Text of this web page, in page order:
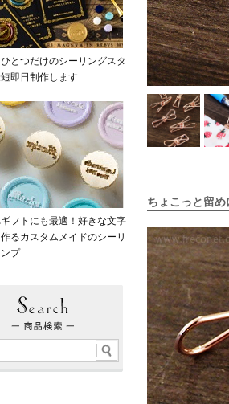
ちょこっと留
とつだけのシーリングスタ
即日制作します
フトにも最適！好きな文字
るカスタムメイドのシーリ
プ